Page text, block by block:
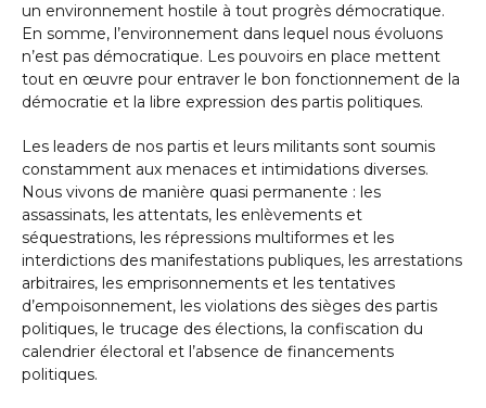
un environnement hostile à tout progrès démocratique.
En somme, l’environnement dans lequel nous évoluons
n’est pas démocratique. Les pouvoirs en place mettent
tout en œuvre pour entraver le bon fonctionnement de la
démocratie et la libre expression des partis politiques.
Les leaders de nos partis et leurs militants sont soumis
constamment aux menaces et intimidations diverses.
Nous vivons de manière quasi permanente : les
assassinats, les attentats, les enlèvements et
séquestrations, les répressions multiformes et les
interdictions des manifestations publiques, les arrestations
arbitraires, les emprisonnements et les tentatives
d’empoisonnement, les violations des sièges des partis
politiques, le trucage des élections, la confiscation du
calendrier électoral et l’absence de financements
politiques.